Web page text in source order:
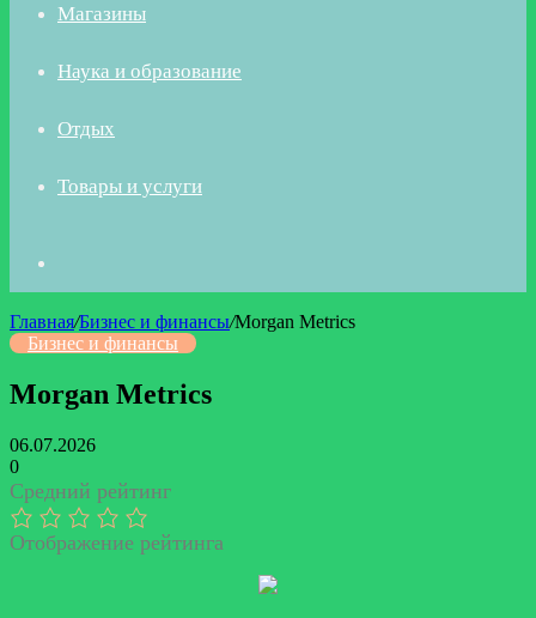
Магазины
Наука и образование
Отдых
Товары и услуги
Главная/Бизнес и финансы/Morgan Metrics
Бизнес и финансы
Morgan Metrics
06.07.2026
0
Средний рейтинг
Отображение рейтинга